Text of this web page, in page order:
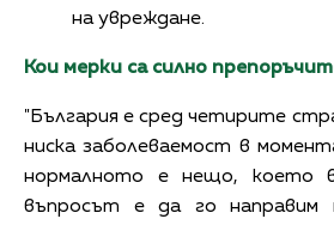
на увреждане.
Кои мерки са силно
"България е сред четирите
ниска заболеваемост в
нормалното е нещо, което
въпросът е да го направим